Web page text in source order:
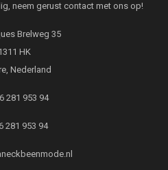
neem gerust contact met ons op!
Brelweg 35
HK
Nederland
281 953 94
281 953 94